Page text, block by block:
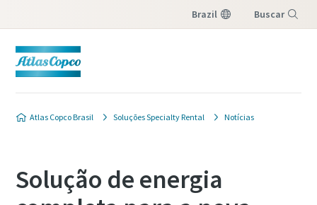
Brazil Buscar
Atlas Copco Brasil Soluções Specialty Rental Notícias
Solução de energia